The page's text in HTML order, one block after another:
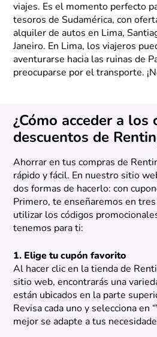
viajes. Es el momento perfecto
tesoros de Sudamérica, con
alquiler de autos en Lima,
Janeiro. En Lima, los viajeros
aventurarse hacia las ruinas de
preocuparse por el transporte.
¿Cómo acceder a los
descuentos de
Ahorrar en tus compras de
rápido y fácil. En nuestro sitio
dos formas de hacerlo: con
Primero, te enseñaremos en
utilizar los códigos
tenemos para ti:
1. Elige tu cupón favorito
Al hacer clic en la tienda de
sitio web, encontrarás una
están ubicados en la parte
Revisa cada uno y selecciona en
mejor se adapte a tus